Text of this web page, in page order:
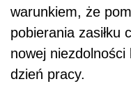
warunkiem, że
pobierania zasiłku
nowej
dzień pracy.